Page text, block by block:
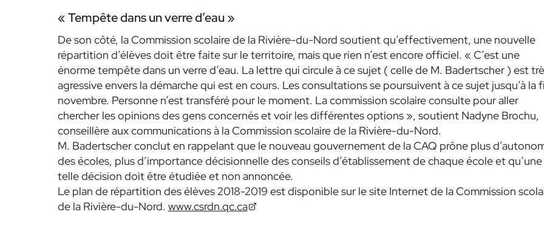
« Tempête dans un verre d’eau »
De son côté, la Commission scolaire de la Rivière-du-Nord soutient qu’effectivement, une nouvelle
répartition d’élèves doit être faite sur le territoire, mais que rien n’est encore officiel. « C’est une
énorme tempête dans un verre d’eau. La lettre qui circule à ce sujet ( celle de M. Badertscher ) est
agressive envers la démarche qui est en cours. Les consultations se poursuivent à ce sujet jusqu’à la
novembre. Personne n’est transféré pour le moment. La commission scolaire consulte pour aller
chercher les opinions des gens concernés et voir les différentes options », soutient Nadyne Brochu,
conseillère aux communications à la Commission scolaire de la Rivière-du-Nord.
M. Badertscher conclut en rappelant que le nouveau gouvernement de la CAQ prône plus
des écoles, plus d’importance décisionnelle des conseils d’établissement de chaque école et qu’une
telle décision doit être étudiée et non annoncée.
Le plan de répartition des élèves 2018-2019 est disponible sur le site Internet de la Commission
de la Rivière-du-Nord. www.csrdn.qc.ca